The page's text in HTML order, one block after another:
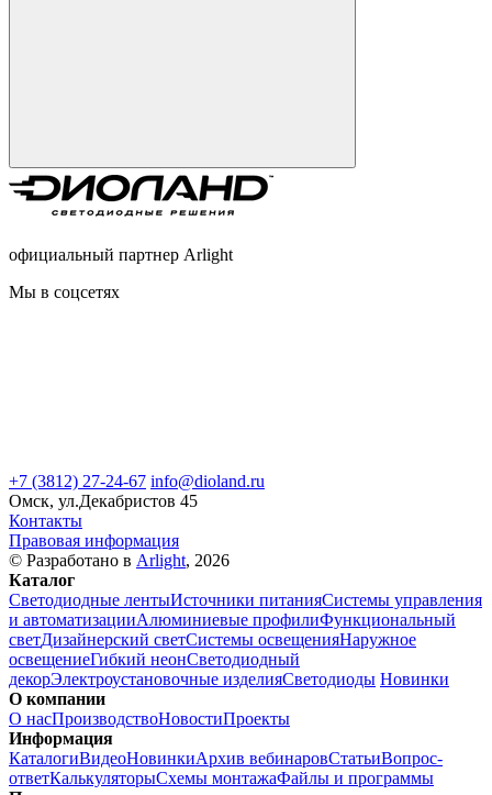
официальный партнер Arlight
Мы в соцсетях
+7 (3812) 27-24-67 info@dioland.ru
Омск, ул.Декабристов 45
Контакты
Правовая информация
© Разработано в Arlight, 2026
Каталог
Светодиодные лентыИсточники питанияСистемы управления
и автоматизацииАлюминиевые профилиФункциональный
светДизайнерский светСистемы освещенияНаружное
освещениеГибкий неонСветодиодный
декорЭлектроустановочные изделияСветодиоды Новинки
О компании
О насПроизводствоНовостиПроекты
Информация
КаталогиВидеоНовинкиАрхив вебинаровСтатьиВопрос-
ответКалькуляторыСхемы монтажаФайлы и программы